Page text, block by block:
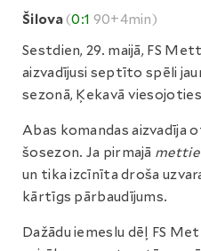
Šilova(0:1 90+4min)
Sestdien, 29. maijā, FS
aizvadījusi septīto spēli
sezonā, Ķekavā
Abas komandas aizvadīja
šosezon. Ja pirmajā
un tika izcīnīta droša
kārtīgs pārbaudījums.
Dažādu iemeslu dēļ FS